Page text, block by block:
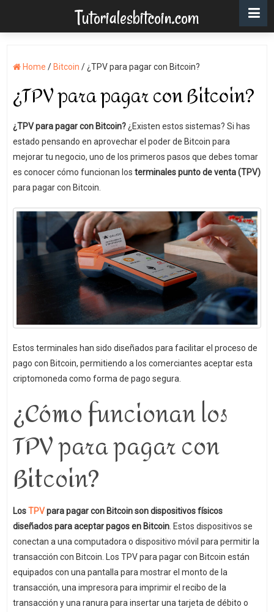
Tutorialesbitcoin.com
Home / Bitcoin / ¿TPV para pagar con Bitcoin?
¿TPV para pagar con Bitcoin?
¿TPV para pagar con Bitcoin? ¿Existen estos sistemas? Si has
estado pensando en aprovechar el poder de Bitcoin para
mejorar tu negocio, uno de los primeros pasos que debes tomar
es conocer cómo funcionan los terminales punto de venta (TPV)
para pagar con Bitcoin.
Estos terminales han sido diseñados para facilitar el proceso de
pago con Bitcoin, permitiendo a los comerciantes aceptar esta
criptomoneda como forma de pago segura.
¿Cómo funcionan los
TPV para pagar con
Bitcoin?
LosTPVpara pagar con Bitcoin son dispositivos físicos
diseñados para aceptar pagos en Bitcoin. Estos dispositivos se
conectan a una computadora o dispositivo móvil para permitir la
transacción con Bitcoin. Los TPV para pagar con Bitcoin están
equipados con una pantalla para mostrar el monto de la
transacción, una impresora para imprimir el recibo de la
transacción y una ranura para insertar una tarjeta de débito o